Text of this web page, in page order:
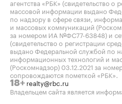
агентства «РБК» (свидетельство о
массовой информации выдано
по надзору в сфере связи,
и массовых коммуникаций
за номером ИА №ФС77-63848) и
(свидетельство о регистрации
выдано Федеральной службой по
информационных технологий и
(Роскомнадзор) 03.12.2021 за
сопровождаются пометкой «РБК».
18+ realty@rbc.ru
Владельцем сайта является